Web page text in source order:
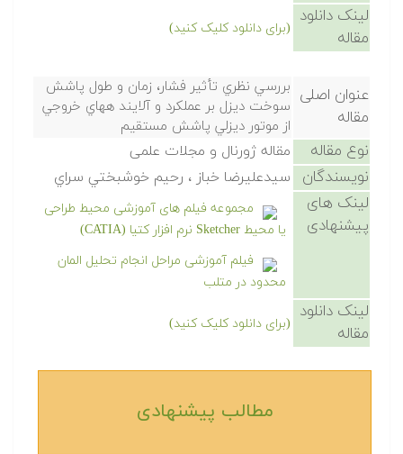
لینک دانلود
مقاله
(برای دانلود کلیک کنید)
عنوان اصلی
مقاله
بررسي نظري تأثير فشار، زمان و طول پاشش
سوخت ديزل بر عملکرد و آلايند ههاي خروجي
از موتور ديزلي پاشش مستقيم
نوع مقاله مقاله ژورنال و مجلات علمی
نویسندگان سيدعليرضا خباز ، رحيم خوشبختي سراي
لینک های
پیشنهادی
مجموعه فیلم های آموزشی محیط طراحی
یا محیط Sketcher نرم افزار کتیا (CATIA)
فیلم آموزشی مراحل انجام تحلیل المان
محدود در متلب
لینک دانلود
مقاله
(برای دانلود کلیک کنید)
مطالب پیشنهادی‎